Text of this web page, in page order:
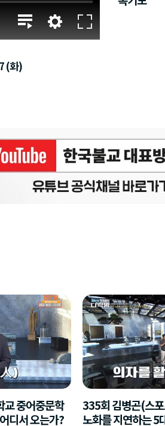
정
(화)